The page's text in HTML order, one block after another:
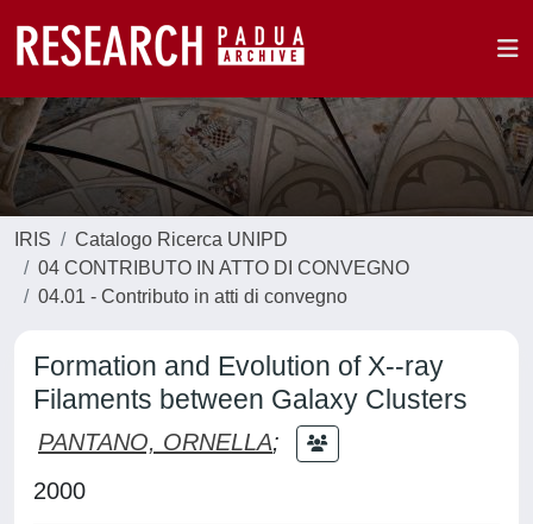
IRIS
Catalogo Ricerca UNIPD
04 CONTRIBUTO IN ATTO DI CONVEGNO
04.01 - Contributo in atti di convegno
Formation and Evolution of X--ray
Filaments between Galaxy Clusters
PANTANO, ORNELLA;
2000